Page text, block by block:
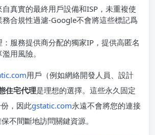
真實的最終用戶設備和ISP，未重複使
務合規性過濾-Google不會將這些標記爲
服務提供商分配的獨家IP，提供高匿名
用風險。
用戶（例如網絡開發人員、設計
住宅代理是理想的選擇。這些永久固定
，因此gstatic.com永遠不會將您的連接
不間斷地訪問關鍵資源。